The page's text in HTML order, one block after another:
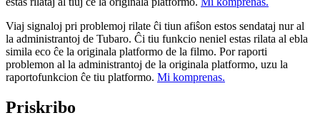
Viaj signaloj pri problemoj rilate ĉi tiun afiŝon estos sendataj nur al
la administrantoj de Tubaro. Ĉi tiu funkcio neniel estas rilata al ebla
simila eco ĉe la originala platformo de la filmo. Por raporti
problemon al la administrantoj de la originala platformo, uzu la
raportofunkcion ĉe tiu platformo. Mi komprenas.
Priskribo